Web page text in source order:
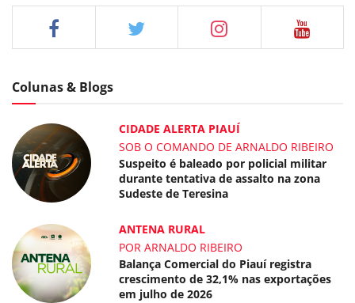
Colunas & Blogs
CIDADE ALERTA PIAUÍ
SOB O COMANDO DE ARNALDO RIBEIRO
Suspeito é baleado por policial militar
durante tentativa de assalto na zona
Sudeste de Teresina
ANTENA RURAL
POR ARNALDO RIBEIRO
Balança Comercial do Piauí registra
crescimento de 32,1% nas exportações
em julho de 2026